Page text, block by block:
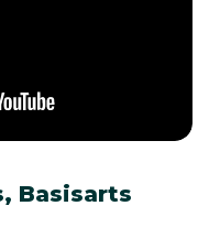
Basisarts